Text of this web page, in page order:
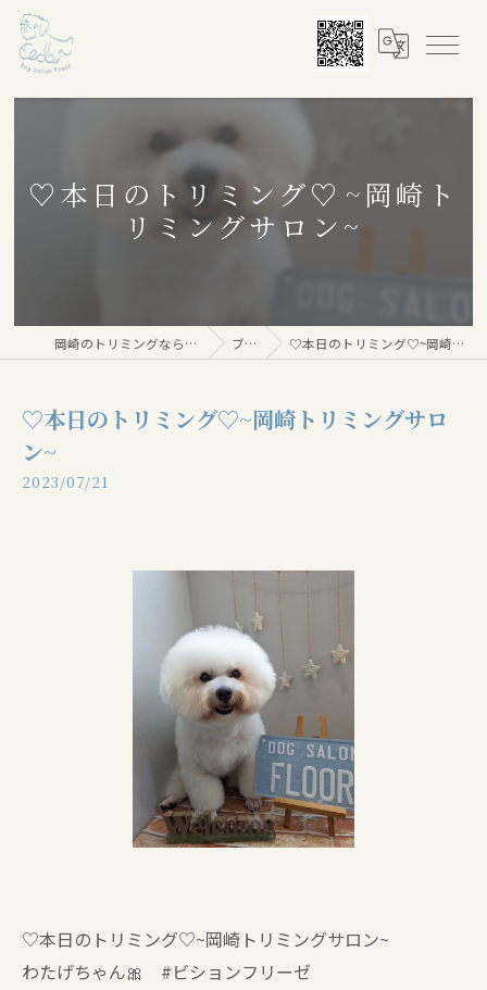
♡本日のトリミング♡⁠~岡崎ト
リミングサロン~
岡崎のトリミングならDog salon Floor ブログ ♡本日のトリミング♡⁠~岡崎トリミングサロン~
♡本日のトリミング♡⁠~岡崎トリミングサロ
ン~
2023/07/21
♡本日のトリミング♡⁠~岡崎トリミングサロン~
わたげちゃん🎀 #ビションフリーゼ